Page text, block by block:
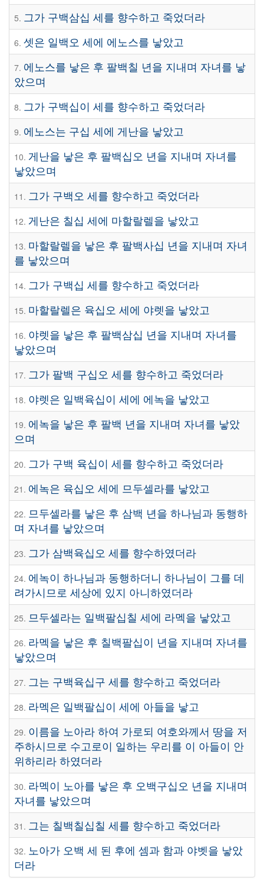
5. 그가 구백삼십 세를 향수하고 죽었더라
6. 셋은 일백오 세에 에노스를 낳았고
7. 에노스를 낳은 후 팔백칠 년을 지내며 자녀를 낳
았으며
8. 그가 구백십이 세를 향수하고 죽었더라
9. 에노스는 구십 세에 게난을 낳았고
10. 게난을 낳은 후 팔백십오 년을 지내며 자녀를
낳았으며
11. 그가 구백오 세를 향수하고 죽었더라
12. 게난은 칠십 세에 마할랄렐을 낳았고
13. 마할랄렐을 낳은 후 팔백사십 년을 지내며 자녀
를 낳았으며
14. 그가 구백십 세를 향수하고 죽었더라
15. 마할랄렐은 육십오 세에 야렛을 낳았고
16. 야렛을 낳은 후 팔백삼십 년을 지내며 자녀를
낳았으며
17. 그가 팔백 구십오 세를 향수하고 죽었더라
18. 야렛은 일백육십이 세에 에녹을 낳았고
19. 에녹을 낳은 후 팔백 년을 지내며 자녀를 낳았
으며
20. 그가 구백 육십이 세를 향수하고 죽었더라
21. 에녹은 육십오 세에 므두셀라를 낳았고
22. 므두셀라를 낳은 후 삼백 년을 하나님과 동행하
며 자녀를 낳았으며
23. 그가 삼백육십오 세를 향수하였더라
24. 에녹이 하나님과 동행하더니 하나님이 그를 데
려가시므로 세상에 있지 아니하였더라
25. 므두셀라는 일백팔십칠 세에 라멕을 낳았고
26. 라멕을 낳은 후 칠백팔십이 년을 지내며 자녀를
낳았으며
27. 그는 구백육십구 세를 향수하고 죽었더라
28. 라멕은 일백팔십이 세에 아들을 낳고
29. 이름을 노아라 하여 가로되 여호와께서 땅을 저
주하시므로 수고로이 일하는 우리를 이 아들이 안
위하리라 하였더라
30. 라멕이 노아를 낳은 후 오백구십오 년을 지내며
자녀를 낳았으며
31. 그는 칠백칠십칠 세를 향수하고 죽었더라
32. 노아가 오백 세 된 후에 셈과 함과 야벳을 낳았
더라